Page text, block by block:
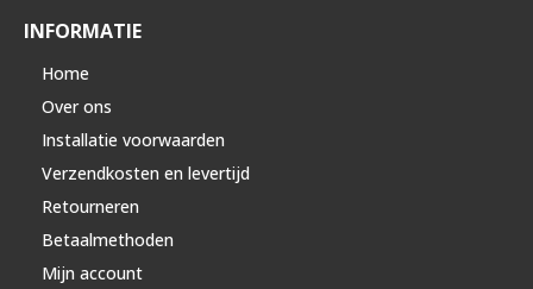
INFORMATIE
Home
Over ons
Installatie voorwaarden
Verzendkosten en levertijd
Retourneren
Betaalmethoden
Mijn account